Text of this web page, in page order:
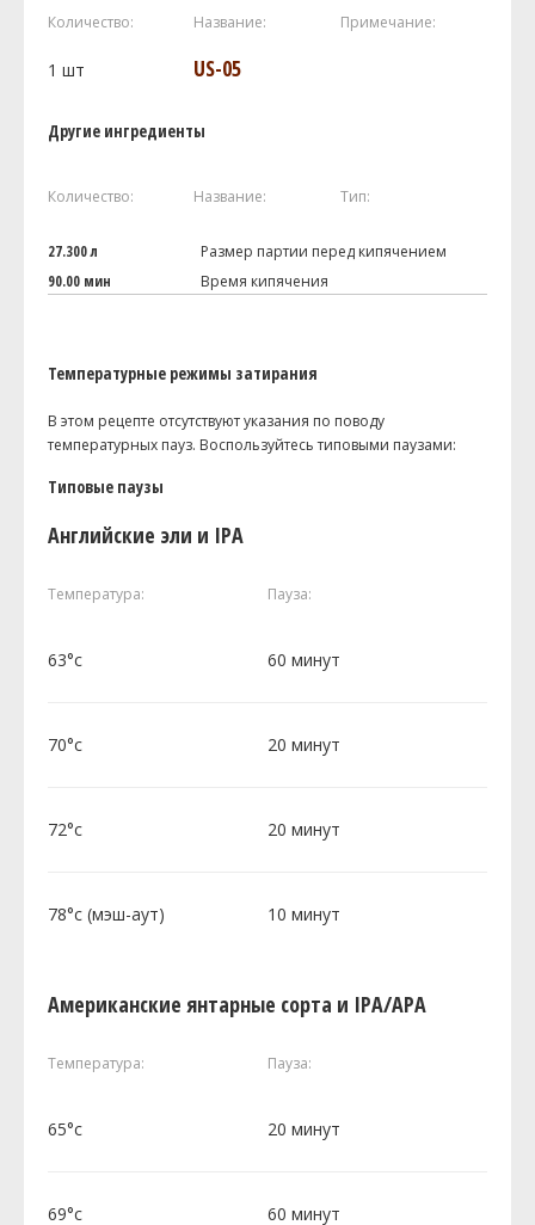
Количество: Название: Примечание:
1 шт US-05
Другие ингредиенты
Количество: Название: Тип:
27.300 л
Размер партии перед кипячением
90.00 мин
Время кипячения
Температурные режимы затирания
В этом рецепте отсутствуют указания по поводу
температурных пауз. Воспользуйтесь типовыми паузами:
Типовые паузы
Английские эли и IPA
Температура: Пауза:
63°c 60 минут
70°c 20 минут
72°c 20 минут
78°c (мэш-аут) 10 минут
Американские янтарные сорта и IPA/APA
Температура: Пауза:
65°c 20 минут
69°c 60 минут